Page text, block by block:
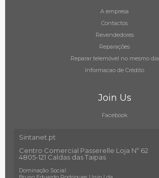
A empresa
Contactos
Revendedores
Reparações
Reparar telemóvel no mesmo dia
Informacao de Crédito
Join Us
Facebook
Sintanet.pt
Centro Comercial Passerelle Loja Nº 62
4805-121 Caldas das Taipas
Dominação Social: